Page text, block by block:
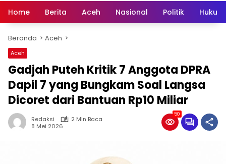
Home Berita Aceh Nasional Politik
Beranda Aceh
Aceh
Gadjah Puteh Kritik 7 Anggota DPRA
Dapil 7 yang Bungkam Soal Langsa
Dicoret dari Bantuan Rp10 Miliar
Redaksi
2 Min Baca
8 Mei 2026
50